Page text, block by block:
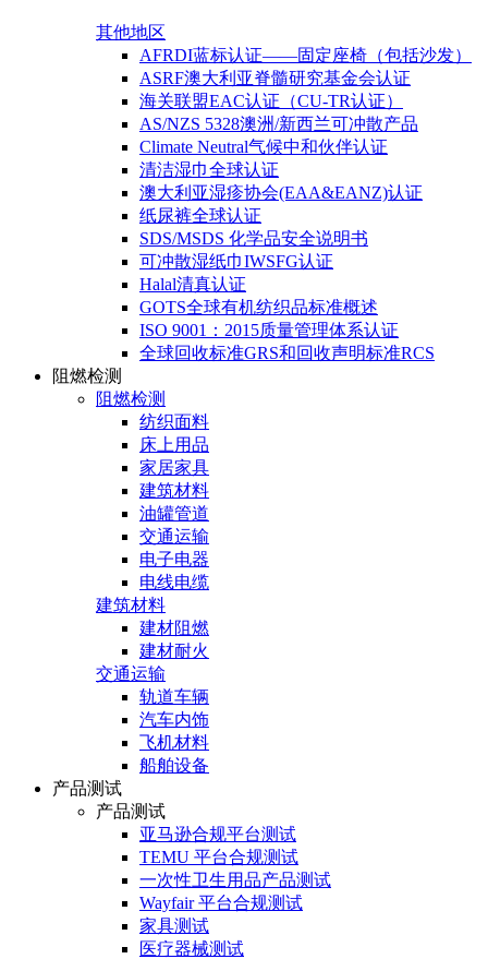
其他地区
AFRDI蓝标认证——固定座椅（包括沙发）
ASRF澳大利亚脊髓研究基金会认证
海关联盟EAC认证（CU-TR认证）
AS/NZS 5328澳洲/新西兰可冲散产品
Climate Neutral气候中和伙伴认证
清洁湿巾全球认证
澳大利亚湿疹协会(EAA&EANZ)认证
纸尿裤全球认证
SDS/MSDS 化学品安全说明书
可冲散湿纸巾IWSFG认证
Halal清真认证
GOTS全球有机纺织品标准概述
ISO 9001：2015质量管理体系认证
全球回收标准GRS和回收声明标准RCS
阻燃检测
阻燃检测
纺织面料
床上用品
家居家具
建筑材料
油罐管道
交通运输
电子电器
电线电缆
建筑材料
建材阻燃
建材耐火
交通运输
轨道车辆
汽车内饰
飞机材料
船舶设备
产品测试
产品测试
亚马逊合规平台测试
TEMU 平台合规测试
一次性卫生用品产品测试
Wayfair 平台合规测试
家具测试
医疗器械测试